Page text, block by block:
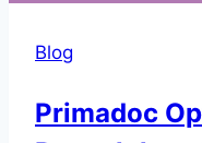
Blog
Primadoc